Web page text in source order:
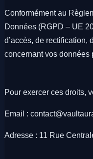
Conformément au
Données (RGPD – UE
d’accès, de rectification,
concernant vos données
Pour exercer ces droits,
Email :
Adresse : 11 Rue